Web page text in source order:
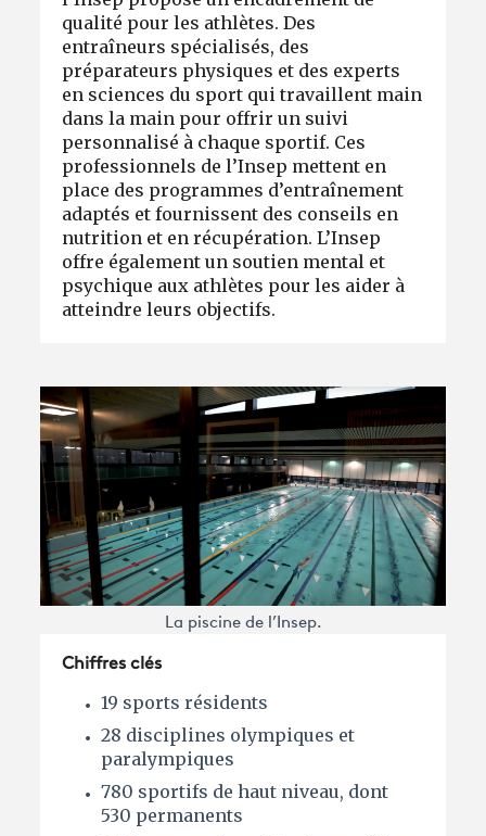
qualité pour les athlètes. Des
entraîneurs spécialisés, des
préparateurs physiques et des experts
en sciences du sport qui travaillent main
dans la main pour offrir un suivi
personnalisé à chaque sportif. Ces
professionnels de l’Insep mettent en
place des programmes d’entraînement
adaptés et fournissent des conseils en
nutrition et en récupération. L’Insep
offre également un soutien mental et
psychique aux athlètes pour les aider à
atteindre leurs objectifs.
La piscine de l’Insep.
Chiffres clés
19 sports résidents
28 disciplines olympiques et
paralympiques
780 sportifs de haut niveau, dont
530 permanents